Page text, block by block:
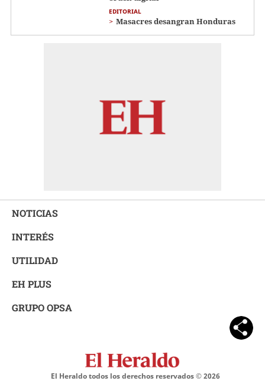
EDITORIAL
Masacres desangran Honduras
NOTICIAS
INTERÉS
UTILIDAD
EH PLUS
GRUPO OPSA
El Heraldo todos los derechos reservados ©2026